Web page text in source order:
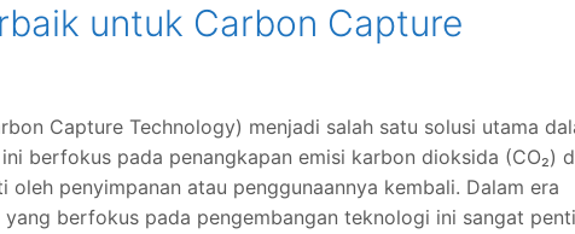
untuk Carbon Capture
Capture Technology) menjadi salah satu solusi utama
berfokus pada penangkapan emisi karbon dioksida (CO₂)
penyimpanan atau penggunaannya kembali. Dalam era
berfokus pada pengembangan teknologi ini sangat